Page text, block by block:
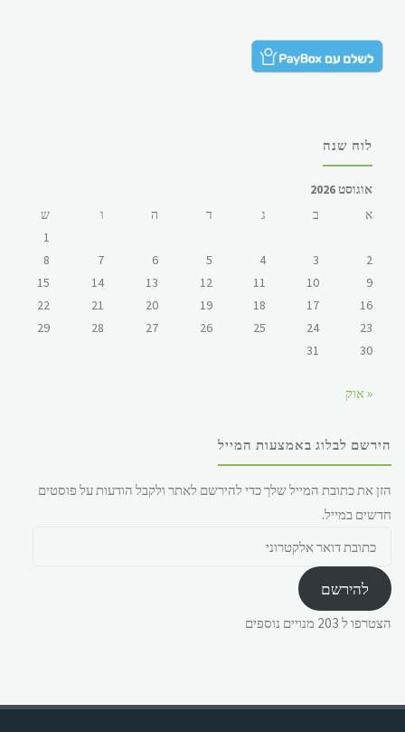
לוח שנה
אוגוסט 2026
א
ב ג ד ה ו
ש
1
2
3
4
5
6
7
8
9
10
11
12
13
14
15
16
17
18
19
20
21
22
23
24
25
26
27
28
29
30
31
« אוק
הירשם לבלוג באמצעות המייל
הזן את כתובת המייל שלך כדי להירשם לאתר ולקבל הודעות על פוסטים
חדשים במייל.
דואר
אלקטרונילהירשם
הצטרפו ל 203 מנויים נוספים